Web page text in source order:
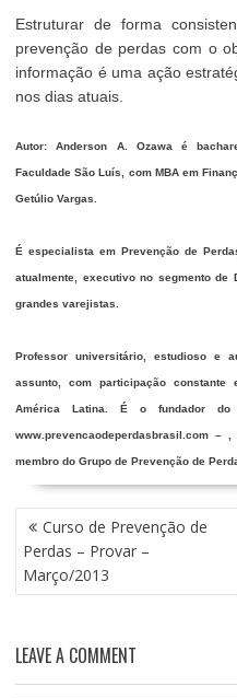
Estruturar de forma
prevenção de perdas com o
informação é uma ação
nos dias atuais.
Autor: Anderson A. Ozawa é
Faculdade São Luís, com MBA em
Getúlio Vargas.
É especialista em Prevenção de
atualmente, executivo no segmento de
grandes varejistas.
Professor universitário, estudioso e
assunto, com participação
América Latina. É o fundador
www.prevencaodeperdasbrasil.com
membro do Grupo de Prevenção de
NAVEGAÇÃO
DE
POST
Curso de Prevenção de
Perdas – Provar –
Março/2013
LEAVE A COMMENT